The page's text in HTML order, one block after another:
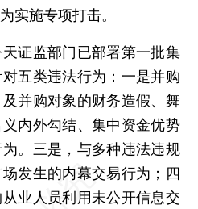
实施专项打击。
监部门已部署第一批集
五类违法行为：一是并购
并购对象的财务造假、舞
内外勾结、集中资金优势
。三是，与多种违法违规
发生的内幕交易行为；四
业人员利用未公开信息交